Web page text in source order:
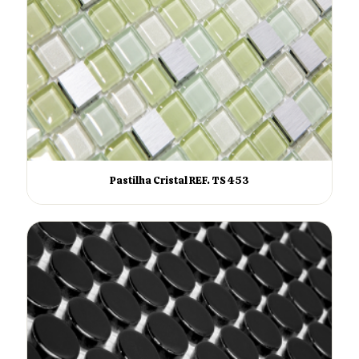
Pastilha Cristal REF. TS 453